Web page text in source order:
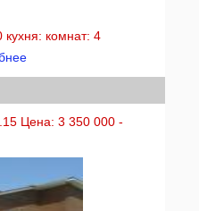
комнат: 4
Цена: 3 350 000 -